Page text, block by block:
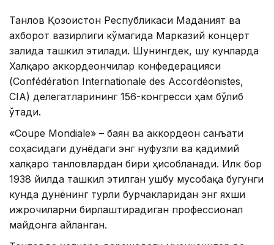
Танлов Қозоғистон Республикаси Маданият ва
ахборот вазирлиги кўмагида Марказий концерт
залида ташкил этилади. Шунингдек, шу кунларда
Халқаро аккордеончилар конфедерацияси
(Confédération Internationale des Accordéonistes,
CIA) делегатларининг 156-конгресси ҳам бўлиб
ўтади.
«Coupe Mondiale» – баян ва аккордеон санъати
соҳасидаги дунёдаги энг нуфузли ва қадимий
халқаро танловлардан бири ҳисобланади. Илк бор
1938 йилда ташкил этилган ушбу мусобақа бугунги
кунда дунёнинг турли бурчакларидан энг яхши
ижрочиларни бирлаштирадиган профессионал
майдонга айланган.